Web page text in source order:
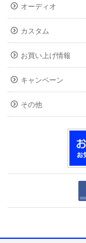
オーディオ
カスタム
お買い上げ情報
キャンペーン
その他